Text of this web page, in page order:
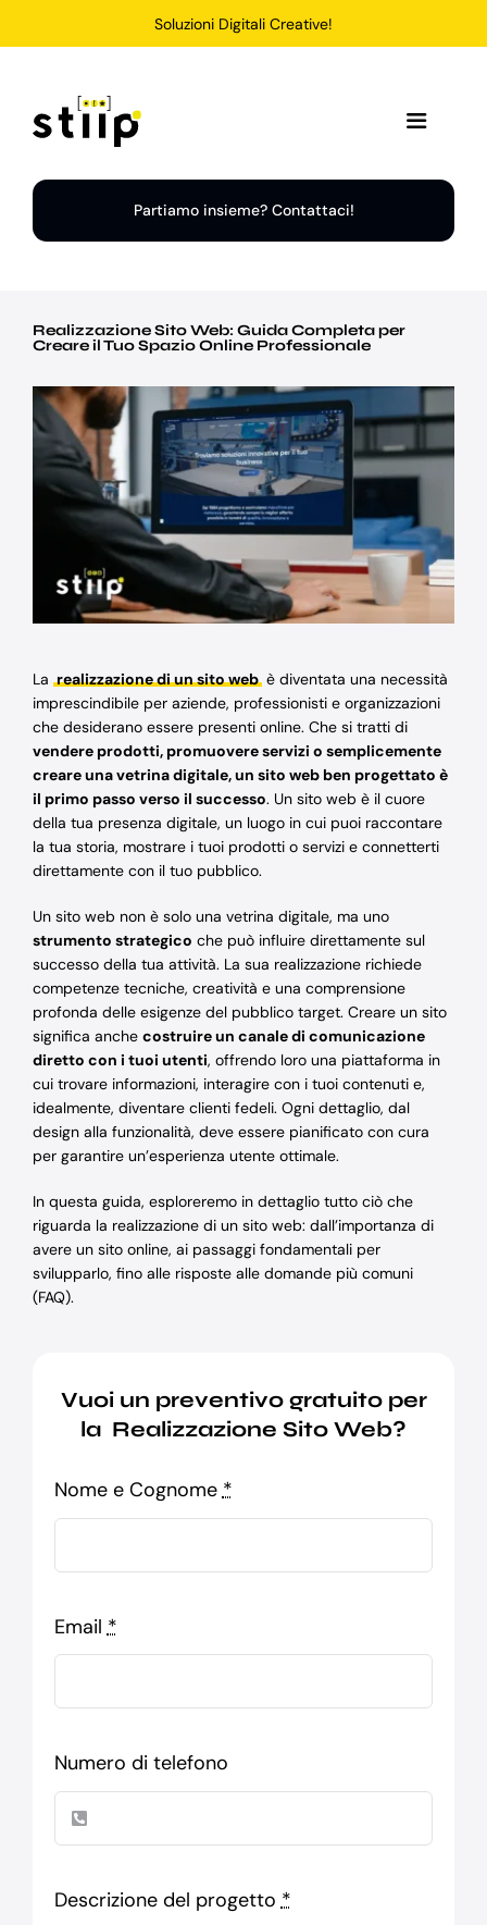
Soluzioni Digitali Creative!
Toggle
Home
Soluzioni
Chi Siamo
Portfolio
Supporto
Partiamo insieme? Contattaci!
Realizzazione Sito Web: Guida Completa per
Creare il Tuo Spazio Online Professionale
La realizzazione di un sito webè diventata una necessità
imprescindibile per aziende, professionisti e organizzazioni
che desiderano essere presenti online. Che si tratti di
vendere prodotti, promuovere servizi o semplicemente
creare una vetrina digitale, un sito web ben progettato è
il primo passo verso il successo. Un sito web è il cuore
della tua presenza digitale, un luogo in cui puoi raccontare
la tua storia, mostrare i tuoi prodotti o servizi e connetterti
direttamente con il tuo pubblico.
Un sito web non è solo una vetrina digitale, ma uno
strumento strategico che può influire direttamente sul
successo della tua attività. La sua realizzazione richiede
competenze tecniche, creatività e una comprensione
profonda delle esigenze del pubblico target. Creare un sito
significa anche costruire un canale di comunicazione
diretto con i tuoi utenti, offrendo loro una piattaforma in
cui trovare informazioni, interagire con i tuoi contenuti e,
idealmente, diventare clienti fedeli. Ogni dettaglio, dal
design alla funzionalità, deve essere pianificato con cura
per garantire un’esperienza utente ottimale.
In questa guida, esploreremo in dettaglio tutto ciò che
riguarda la realizzazione di un sito web: dall’importanza di
avere un sito online, ai passaggi fondamentali per
svilupparlo, fino alle risposte alle domande più comuni
(FAQ).
Vuoi un preventivo gratuito per
la Realizzazione Sito Web?
Nome e Cognome*
Email *
Numero di telefono
Descrizione del progetto*